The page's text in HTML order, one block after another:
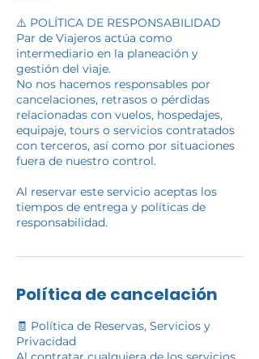
⚠️ POLÍTICA DE RESPONSABILIDAD
Par de Viajeros actúa como
intermediario en la planeación y
gestión del viaje.
No nos hacemos responsables por
cancelaciones, retrasos o pérdidas
relacionadas con vuelos, hospedajes,
equipaje, tours o servicios contratados
con terceros, así como por situaciones
fuera de nuestro control.
Al reservar este servicio aceptas los
tiempos de entrega y políticas de
responsabilidad.
Política de cancelación
🧾 Política de Reservas, Servicios y
Privacidad